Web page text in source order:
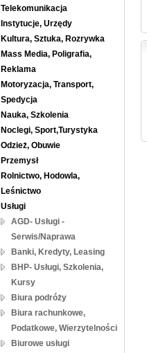
Telekomunikacja
Instytucje, Urzędy
Kultura, Sztuka, Rozrywka
Mass Media, Poligrafia,
Reklama
Motoryzacja, Transport,
Spedycja
Nauka, Szkolenia
Noclegi, Sport,Turystyka
Odzież, Obuwie
Przemysł
Rolnictwo, Hodowla,
Leśnictwo
Usługi
AGD- Usługi -
Serwis/Naprawa
Banki, Kredyty, Leasing
BHP- Usługi, Szkolenia,
Kursy
Biura podróży
Biura rachunkowe,
Podatkowe, Wierzytelności
Biurowe usługi